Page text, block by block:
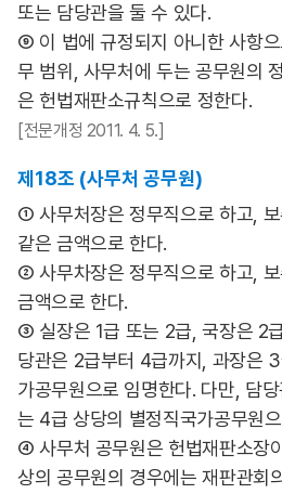
또는 담당관을 둘 수 있다.
⑨ 이 법에 규정되지 아니한 사항
무 범위, 사무처에 두는 공무원의
은 헌법재판소규칙으로 정한다.
[전문개정 2011. 4. 5.]
제18조 (사무처 공무원)
① 사무처장은 정무직으로 하고,
같은 금액으로 한다.
② 사무차장은 정무직으로 하고,
금액으로 한다.
③ 실장은 1급 또는 2급, 국장은 2
당관은 2급부터 4급까지, 과장은
가공무원으로 임명한다. 다만, 담
는 4급 상당의 별정직국가공무원
④ 사무처 공무원은 헌법재판소장
상의 공무원의 경우에는 재판관회